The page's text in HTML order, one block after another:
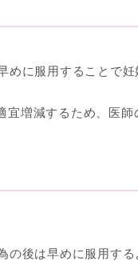
めに服用することで
増減するため、医師
後は早めに服用する